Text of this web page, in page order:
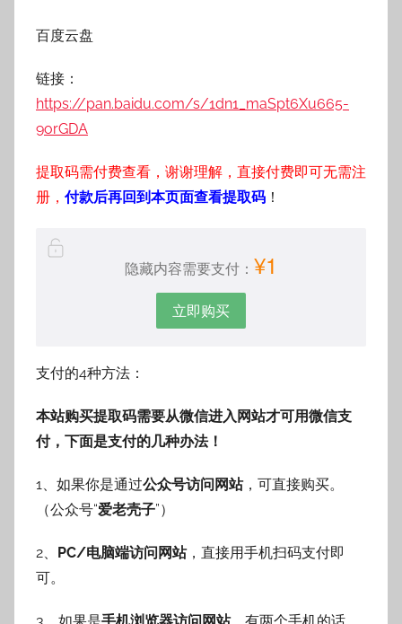
百度云盘
链接：
https://pan.baidu.com/s/1dn1_maSpt6Xu665-
9orGDA
提取码需付费查看，谢谢理解，直接付费即可无需注
册， 付款后再回到本页面查看提取码 ！
隐藏内容需要支付： ¥1
立即购买
支付的4种方法：
本站购买提取码需要从微信进入网站才可用微信支
付，下面是支付的几种办法！
1、如果你是通过公众号访问网站，可直接购买。
（公众号“爱老壳子”）
2、 PC/电脑端访问网站，直接用手机扫码支付即
可。